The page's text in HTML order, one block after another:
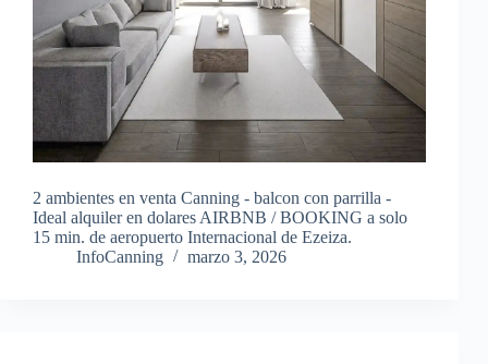
2 ambientes en venta Canning - balcon con parrilla -
Ideal alquiler en dolares AIRBNB / BOOKING a solo
15 min. de aeropuerto Internacional de Ezeiza.
InfoCanning
marzo 3, 2026